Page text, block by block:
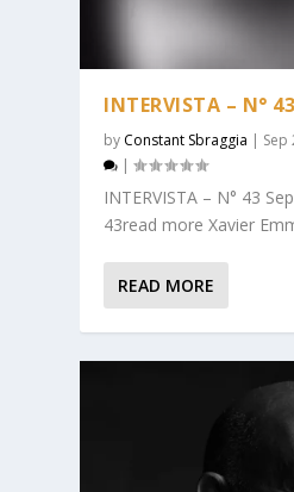
INTERVISTA – N° 43
by Constant Sbraggia | Sep
|
INTERVISTA – N° 43
43read more Xavier
READ MORE